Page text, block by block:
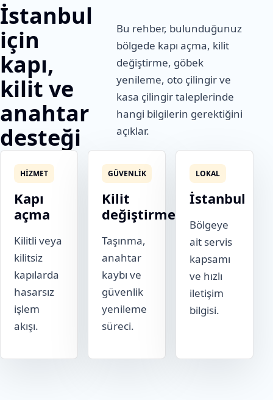
İstanbul
için
kapı,
kilit ve
anahtar
desteği
Bu rehber, bulunduğunuz
bölgede kapı açma, kilit
değiştirme, göbek
yenileme, oto çilingir ve
kasa çilingir taleplerinde
hangi bilgilerin gerektiğini
açıklar.
HIZMET
Kapı
açma
Kilitli veya
kilitsiz
kapılarda
hasarsız
işlem
akışı.
GÜVENLIK
Kilit
değiştirme
Taşınma,
anahtar
kaybı ve
güvenlik
yenileme
süreci.
LOKAL
İstanbul
Bölgeye
ait servis
kapsamı
ve hızlı
iletişim
bilgisi.